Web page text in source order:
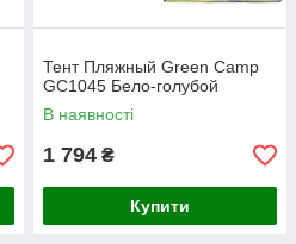
Тент Пляжный Green Camp
GC1045 Бело-голубой
В наявності
1 794 ₴
Купити